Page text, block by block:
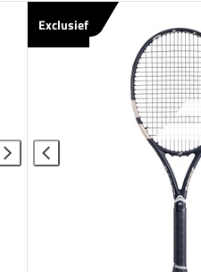
Exclusief